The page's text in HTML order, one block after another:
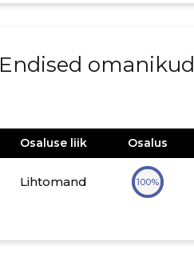
Endised omanikud
Osaluse liik Osalus
Lihtomand 100%